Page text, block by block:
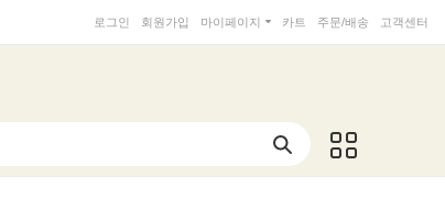
로그인 회원가입 마이페이지 카트 주문/배송 고객센터